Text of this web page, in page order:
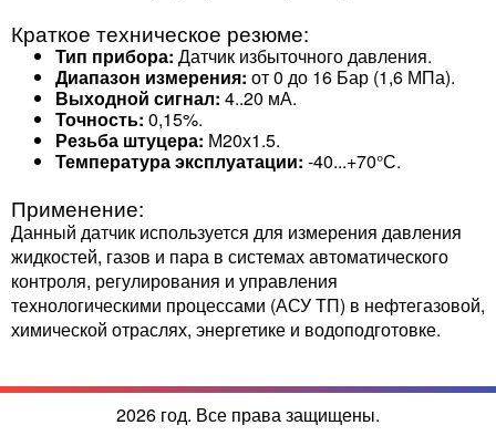
Краткое техническое резюме:
Тип прибора: Датчик избыточного давления.
Диапазон измерения: от 0 до 16 Бар (1,6 МПа).
Выходной сигнал: 4..20 мА.
Точность: 0,15%.
Резьба штуцера: М20х1.5.
Температура эксплуатации: -40...+70°С.
Применение:
Данный датчик используется для измерения давления
жидкостей, газов и пара в системах автоматического
контроля, регулирования и управления
технологическими процессами (АСУ ТП) в нефтегазовой,
химической отраслях, энергетике и водоподготовке.
2026 год. Все права защищены.